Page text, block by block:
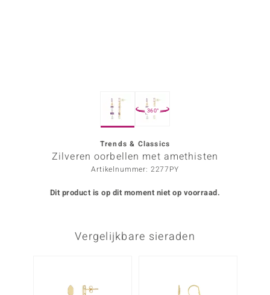
360°
Trends & Classics
Zilveren oorbellen met amethisten
Artikelnummer: 2277PY
Dit product is op dit moment niet op voorraad.
Vergelijkbare sieraden